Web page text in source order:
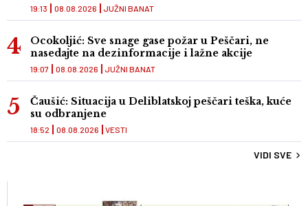
JUŽNI BANAT
19:13 08.08.2026
Ocokoljić: Sve snage gase požar u Peščari, ne
nasedajte na dezinformacije i lažne akcije
JUŽNI BANAT
19:07 08.08.2026
Čaušić: Situacija u Deliblatskoj peščari teška, kuće
su odbranjene
VESTI
18:52 08.08.2026
VIDI SVE